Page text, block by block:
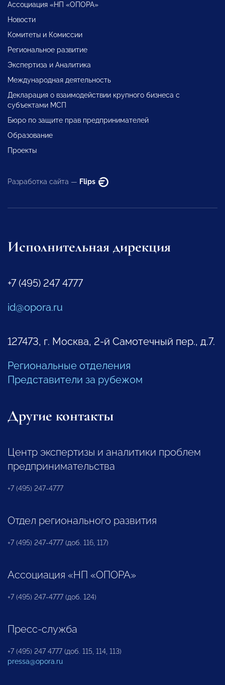
Ассоциация «НП «ОПОРА»
Новости
Комитеты и Комиссии
Региональное развитие
Экспертиза и Аналитика
Международная деятельность
Декларация о взаимодействии крупного бизнеса с
субъектами МСП
Бюро по защите прав предпринимателей
Образование
Проекты
Разработка сайта — Flips
Исполнительная дирекция
+7 (495) 247 4777
id@opora.ru
127473, г. Москва, 2-й Самотечный пер., д.7.
Региональные отделения
Представители за рубежом
Другие контакты
Центр экспертизы и аналитики проблем
предпринимательства
+7 (495) 247-4777
Отдел регионального развития
+7 (495) 247-4777 (доб. 116, 117)
Ассоциация «НП «ОПОРА»
+7 (495) 247-4777 (доб. 124)
Пресс-служба
+7 (495) 247 4777 (доб. 115, 114, 113)
pressa@opora.ru